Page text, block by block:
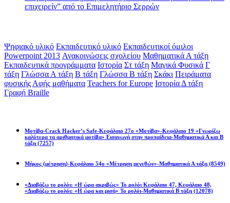
επιχειρείν” από το Επιμελητήριο Σερρών
Ψηφιακό υλικό Εκπαιδευτικό υλικό Εκπαιδευτικοί όμιλοι
Powerpoint 2013 Ανακοινώσεις σχολείου Μαθηματικά Α τάξη
Εκπαιδευτικά προγράμματα Ιστορία Στ τάξη Μαγικά Φυσικά Γ
τάξη Γλώσσα Α τάξη Β τάξη Γλώσσα Β τάξη Σκάκι Πειράματα
φυσικής Αφής μαθήματα Teachers for Europe Ιστορία Δ τάξη
Γραφή Braille
Μοτίβα-Crack Hacker’s Safe-Κεφάλαιο 27ο «Μοτίβα»-Κεφάλαιο 19 «Γνωρίζω
καλύτερα τα αριθμητικά μοτίβα» Εισαγωγή στην προπαίδεια-Μαθηματικά Α και Β
τάξη (7257)
Μήκος (μέτρηση)-Κεφάλαιο 54ο «Μέτρηση μεγεθών»-Μαθηματικά Α τάξη (8549)
«Διαβάζω το ρολόι: «Η ώρα ακριβώς» Το ρολόι Κεφάλαιο 47, Κεφάλαιο 48,
«Διαβάζω το ρολόι: «Η ώρα και μισή» Το ρολόι-Μαθηματικά Β τάξη (12078)